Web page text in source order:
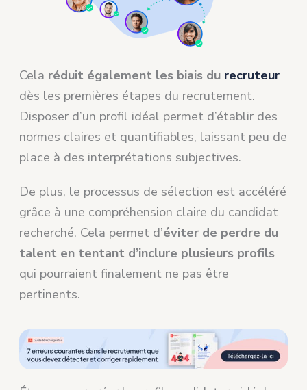
Cela réduit également les biais du recruteur
dès les premières étapes du recrutement.
Disposer d’un profil idéal permet d’établir des
normes claires et quantifiables, laissant peu de
place à des interprétations subjectives.
De plus, le processus de sélection est accéléré
grâce à une compréhension claire du candidat
recherché. Cela permet d’éviter de perdre du
talent en tentant d’inclure plusieurs profils
qui pourraient finalement ne pas être
pertinents.